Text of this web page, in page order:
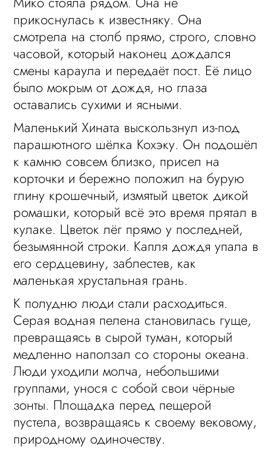
прикоснулась к известняку. Она
смотрела на столб прямо, строго, словно
часовой, который наконец дождался
смены караула и передаёт пост. Её лицо
было мокрым от дождя, но глаза
оставались сухими и ясными.
Маленький Хината выскользнул из-под
парашютного шёлка Кохэку. Он подошёл
к камню совсем близко, присел на
корточки и бережно положил на бурую
глину крошечный, измятый цветок дикой
ромашки, который всё это время прятал в
кулаке. Цветок лёг прямо у последней,
безымянной строки. Капля дождя упала в
его сердцевину, заблестев, как
маленькая хрустальная грань.
К полудню люди стали расходиться.
Серая водная пелена становилась гуще,
превращаясь в сырой туман, который
медленно наползал со стороны океана.
Люди уходили молча, небольшими
группами, унося с собой свои чёрные
зонты. Площадка перед пещерой
пустела, возвращаясь к своему вековому,
природному одиночеству.